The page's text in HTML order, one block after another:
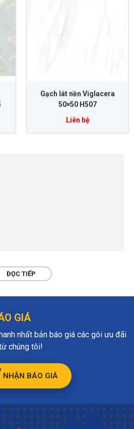
Gạch lát nền Viglacera
50×50 H507
Liên hệ
ĐỌC TIẾP
GIÁ
nhất bản báo giá các gói ưu đãi
chúng tôi!
NHẬN BÁO GIÁ